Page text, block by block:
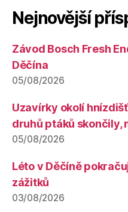
Nejnovější
Závod Bosch Fresh
Děčína
05/08/2026
Uzavírky okolí
druhů ptáků skončily,
05/08/2026
Léto v Děčíně
zážitků
03/08/2026